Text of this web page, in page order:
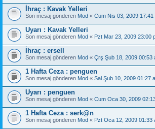
İhraç : Kavak Yelleri
Son mesaj gönderen Mod « Cum Nis 03, 2009 17:41
Uyarı : Kavak Yelleri
Son mesaj gönderen Mod « Pzt Mar 23, 2009 23:00
İhraç : ersell
Son mesaj gönderen Mod « Çrş Şub 18, 2009 00:53
1 Hafta Ceza : penguen
Son mesaj gönderen Mod « Sal Şub 10, 2009 01:27
Uyarı : penguen
Son mesaj gönderen Mod « Cum Oca 30, 2009
1 Hafta Ceza : serk@n
Son mesaj gönderen Mod « Pzt Oca 12, 2009 01:33